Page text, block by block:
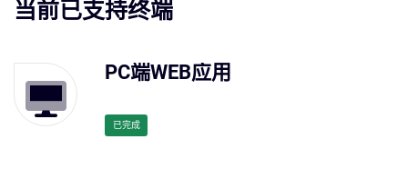
当前已支持终端
PC端WEB应用
已完成